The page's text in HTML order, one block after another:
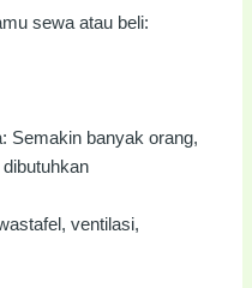
sewa atau beli:
Semakin banyak orang,
ventilasi,